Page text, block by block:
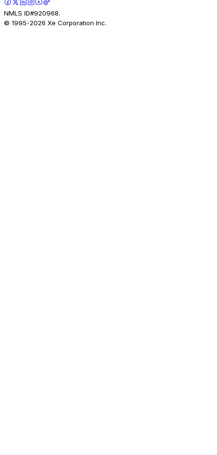
NMLS ID#920968.
© 1995-2026 Xe Corporation Inc.